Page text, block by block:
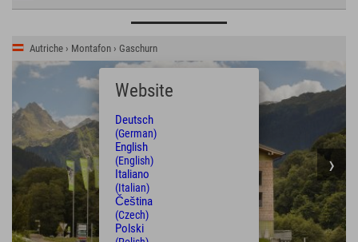
Autriche › Montafon › Gaschurn
Website
Deutsch
(German)
English
(English)
Italiano
(Italian)
Čeština
(Czech)
Polski